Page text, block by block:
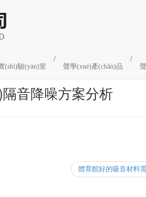
(shí)驗(yàn)室
/
聲學(xué)產(chǎn)品
/
音降噪方案分析
體育館好的吸音材料